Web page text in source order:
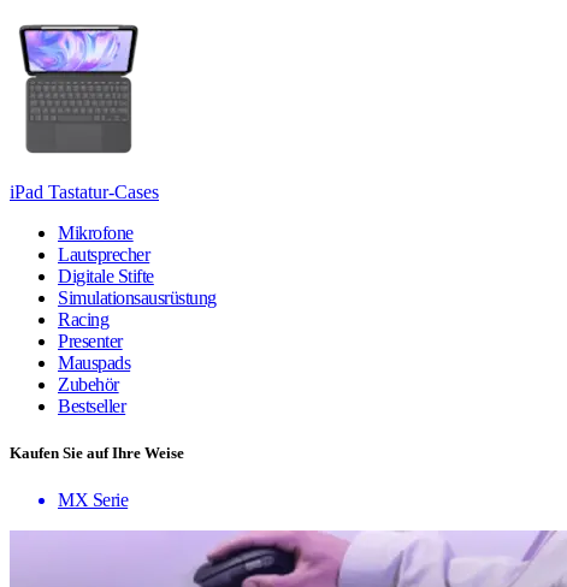
iPad Tastatur-Cases
Mikrofone
Lautsprecher
Digitale Stifte
Simulationsausrüstung
Racing
Presenter
Mauspads
Zubehör
Bestseller
Kaufen Sie auf Ihre Weise
MX Serie